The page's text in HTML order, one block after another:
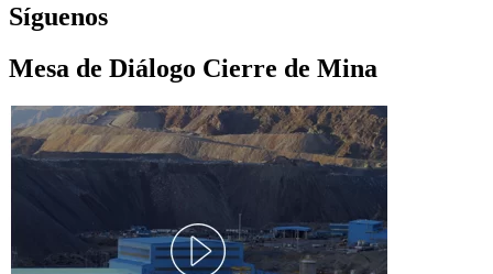
Síguenos
Mesa de Diálogo Cierre de Mina